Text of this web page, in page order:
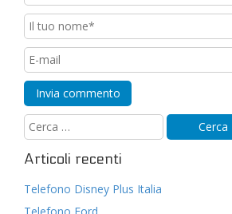
Articoli recenti
Telefono Disney Plus Italia